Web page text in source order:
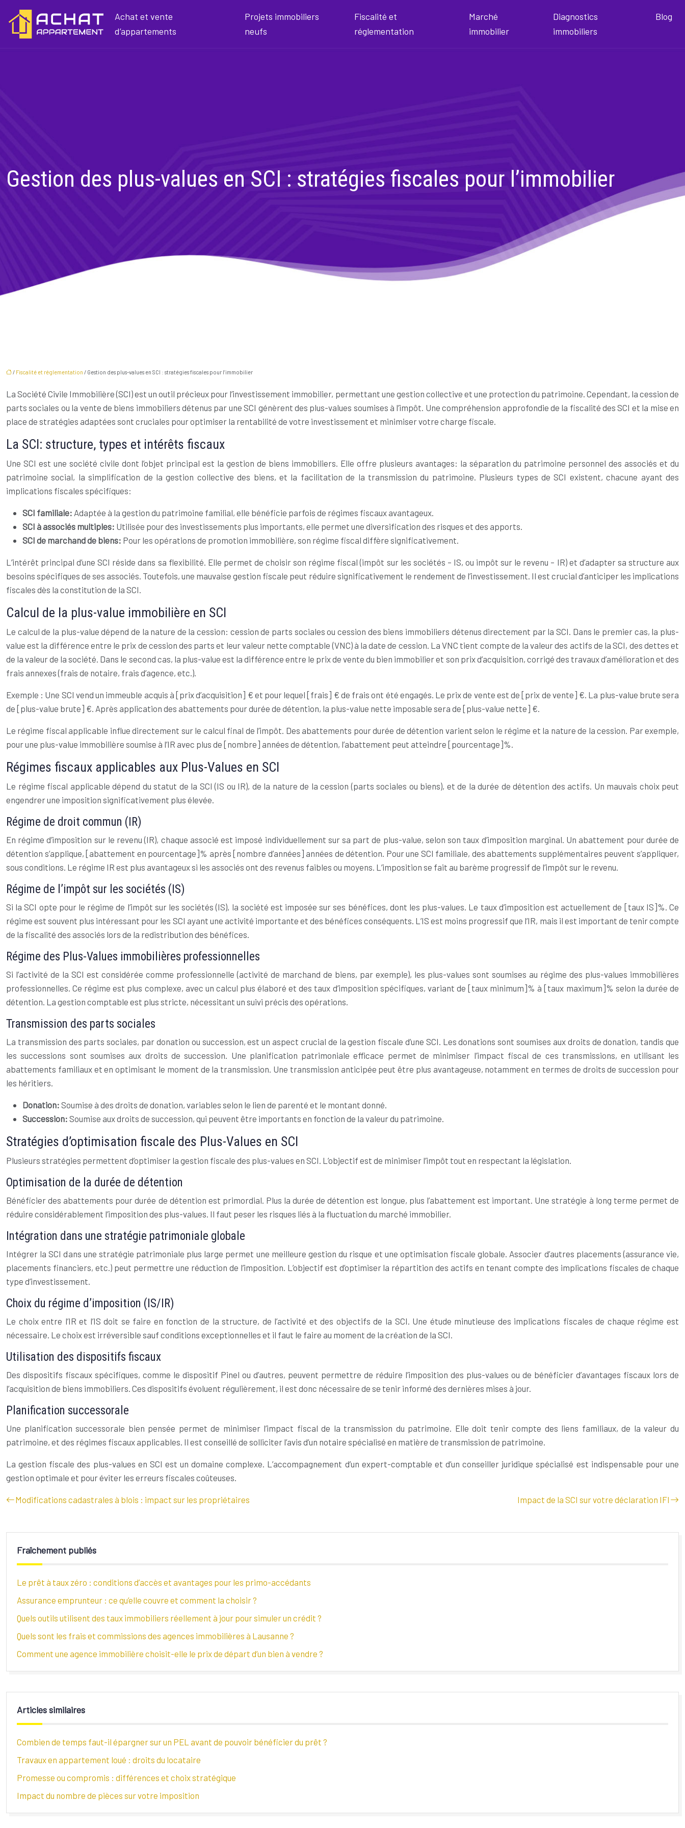
Achat et vente
d’appartements
Projets immobiliers
neufs
Fiscalité et
réglementation
Marché
immobilier
Diagnostics
immobiliers
Blog
Gestion des plus-values en SCI : stratégies fiscales pour l’immobilier
/ Fiscalité et réglementation / Gestion des plus-values en SCI : stratégies fiscales pour l’immobilier
La Société Civile Immobilière (SCI) est un outil précieux pour l’investissement immobilier, permettant une gestion collective et une protection du patrimoine. Cependant, la cession de
parts sociales ou la vente de biens immobiliers détenus par une SCI génèrent des plus-values soumises à l’impôt. Une compréhension approfondie de la fiscalité des SCI et la mise en
place de stratégies adaptées sont cruciales pour optimiser la rentabilité de votre investissement et minimiser votre charge fiscale.
La SCI: structure, types et intérêts fiscaux
Une SCI est une société civile dont l’objet principal est la gestion de biens immobiliers. Elle offre plusieurs avantages: la séparation du patrimoine personnel des associés et du
patrimoine social, la simplification de la gestion collective des biens, et la facilitation de la transmission du patrimoine. Plusieurs types de SCI existent, chacune ayant des
implications fiscales spécifiques:
SCI familiale: Adaptée à la gestion du patrimoine familial, elle bénéficie parfois de régimes fiscaux avantageux.
SCI à associés multiples: Utilisée pour des investissements plus importants, elle permet une diversification des risques et des apports.
SCI de marchand de biens: Pour les opérations de promotion immobilière, son régime fiscal diffère significativement.
L’intérêt principal d’une SCI réside dans sa flexibilité. Elle permet de choisir son régime fiscal (impôt sur les sociétés – IS, ou impôt sur le revenu – IR) et d’adapter sa structure aux
besoins spécifiques de ses associés. Toutefois, une mauvaise gestion fiscale peut réduire significativement le rendement de l’investissement. Il est crucial d’anticiper les implications
fiscales dès la constitution de la SCI.
Calcul de la plus-value immobilière en SCI
Le calcul de la plus-value dépend de la nature de la cession: cession de parts sociales ou cession des biens immobiliers détenus directement par la SCI. Dans le premier cas, la plus-
value est la différence entre le prix de cession des parts et leur valeur nette comptable (VNC) à la date de cession. La VNC tient compte de la valeur des actifs de la SCI, des dettes et
de la valeur de la société. Dans le second cas, la plus-value est la différence entre le prix de vente du bien immobilier et son prix d’acquisition, corrigé des travaux d’amélioration et des
frais annexes (frais de notaire, frais d’agence, etc.).
Exemple : Une SCI vend un immeuble acquis à [prix d’acquisition] € et pour lequel [frais] € de frais ont été engagés. Le prix de vente est de [prix de vente] €. La plus-value brute sera
de [plus-value brute] €. Après application des abattements pour durée de détention, la plus-value nette imposable sera de [plus-value nette] €.
Le régime fiscal applicable influe directement sur le calcul final de l’impôt. Des abattements pour durée de détention varient selon le régime et la nature de la cession. Par exemple,
pour une plus-value immobilière soumise à l’IR avec plus de [nombre] années de détention, l’abattement peut atteindre [pourcentage]%.
Régimes fiscaux applicables aux Plus-Values en SCI
Le régime fiscal applicable dépend du statut de la SCI (IS ou IR), de la nature de la cession (parts sociales ou biens), et de la durée de détention des actifs. Un mauvais choix peut
engendrer une imposition significativement plus élevée.
Régime de droit commun (IR)
En régime d’imposition sur le revenu (IR), chaque associé est imposé individuellement sur sa part de plus-value, selon son taux d’imposition marginal. Un abattement pour durée de
détention s’applique, [abattement en pourcentage]% après [nombre d’années] années de détention. Pour une SCI familiale, des abattements supplémentaires peuvent s’appliquer,
sous conditions. Le régime IR est plus avantageux si les associés ont des revenus faibles ou moyens. L’imposition se fait au barème progressif de l’impôt sur le revenu.
Régime de l’impôt sur les sociétés (IS)
Si la SCI opte pour le régime de l’impôt sur les sociétés (IS), la société est imposée sur ses bénéfices, dont les plus-values. Le taux d’imposition est actuellement de [taux IS]%. Ce
régime est souvent plus intéressant pour les SCI ayant une activité importante et des bénéfices conséquents. L’IS est moins progressif que l’IR, mais il est important de tenir compte
de la fiscalité des associés lors de la redistribution des bénéfices.
Régime des Plus-Values immobilières professionnelles
Si l’activité de la SCI est considérée comme professionnelle (activité de marchand de biens, par exemple), les plus-values sont soumises au régime des plus-values immobilières
professionnelles. Ce régime est plus complexe, avec un calcul plus élaboré et des taux d’imposition spécifiques, variant de [taux minimum]% à [taux maximum]% selon la durée de
détention. La gestion comptable est plus stricte, nécessitant un suivi précis des opérations.
Transmission des parts sociales
La transmission des parts sociales, par donation ou succession, est un aspect crucial de la gestion fiscale d’une SCI. Les donations sont soumises aux droits de donation, tandis que
les successions sont soumises aux droits de succession. Une planification patrimoniale efficace permet de minimiser l’impact fiscal de ces transmissions, en utilisant les
abattements familiaux et en optimisant le moment de la transmission. Une transmission anticipée peut être plus avantageuse, notamment en termes de droits de succession pour
les héritiers.
Donation: Soumise à des droits de donation, variables selon le lien de parenté et le montant donné.
Succession: Soumise aux droits de succession, qui peuvent être importants en fonction de la valeur du patrimoine.
Stratégies d’optimisation fiscale des Plus-Values en SCI
Plusieurs stratégies permettent d’optimiser la gestion fiscale des plus-values en SCI. L’objectif est de minimiser l’impôt tout en respectant la législation.
Optimisation de la durée de détention
Bénéficier des abattements pour durée de détention est primordial. Plus la durée de détention est longue, plus l’abattement est important. Une stratégie à long terme permet de
réduire considérablement l’imposition des plus-values. Il faut peser les risques liés à la fluctuation du marché immobilier.
Intégration dans une stratégie patrimoniale globale
Intégrer la SCI dans une stratégie patrimoniale plus large permet une meilleure gestion du risque et une optimisation fiscale globale. Associer d’autres placements (assurance vie,
placements financiers, etc.) peut permettre une réduction de l’imposition. L’objectif est d’optimiser la répartition des actifs en tenant compte des implications fiscales de chaque
type d’investissement.
Choix du régime d’imposition (IS/IR)
Le choix entre l’IR et l’IS doit se faire en fonction de la structure, de l’activité et des objectifs de la SCI. Une étude minutieuse des implications fiscales de chaque régime est
nécessaire. Le choix est irréversible sauf conditions exceptionnelles et il faut le faire au moment de la création de la SCI.
Utilisation des dispositifs fiscaux
Des dispositifs fiscaux spécifiques, comme le dispositif Pinel ou d’autres, peuvent permettre de réduire l’imposition des plus-values ou de bénéficier d’avantages fiscaux lors de
l’acquisition de biens immobiliers. Ces dispositifs évoluent régulièrement, il est donc nécessaire de se tenir informé des dernières mises à jour.
Planification successorale
Une planification successorale bien pensée permet de minimiser l’impact fiscal de la transmission du patrimoine. Elle doit tenir compte des liens familiaux, de la valeur du
patrimoine, et des régimes fiscaux applicables. Il est conseillé de solliciter l’avis d’un notaire spécialisé en matière de transmission de patrimoine.
La gestion fiscale des plus-values en SCI est un domaine complexe. L’accompagnement d’un expert-comptable et d’un conseiller juridique spécialisé est indispensable pour une
gestion optimale et pour éviter les erreurs fiscales coûteuses.
Modifications cadastrales à blois : impact sur les propriétaires Impact de la SCI sur votre déclaration IFI
Fraîchement publiés
Le prêt à taux zéro : conditions d’accès et avantages pour les primo-accédants
Assurance emprunteur : ce qu’elle couvre et comment la choisir ?
Quels outils utilisent des taux immobiliers réellement à jour pour simuler un crédit ?
Quels sont les frais et commissions des agences immobilières à Lausanne ?
Comment une agence immobilière choisit-elle le prix de départ d’un bien à vendre ?
Articles similaires
Combien de temps faut-il épargner sur un PEL avant de pouvoir bénéficier du prêt ?
Travaux en appartement loué : droits du locataire
Promesse ou compromis : différences et choix stratégique
Impact du nombre de pièces sur votre imposition